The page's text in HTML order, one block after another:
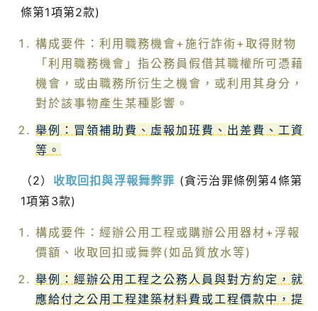
條第1項第2款)
構成要件：利用職務機會+施行詐術+取得財物
「利用職務機會」指公務員假借其職權所可憑藉
機會，或由職務所衍生之機會，或利用其身分，
對於該事物產生某種影響。
舉例：冒領補助費、虛報加班費、出差費、工資
等。
（2） 收取回扣與浮報舞弊罪 (貪污治罪條例第4條第
1項第3款)
構成要件：經辦公用工程或購辦公用器材+浮報
價額、收取回扣或舞弊(如品質放水等)
舉例：經辦公用工程之公務人員與對方約定，就
應給付之公用工程建築材料費或工程價款中，提